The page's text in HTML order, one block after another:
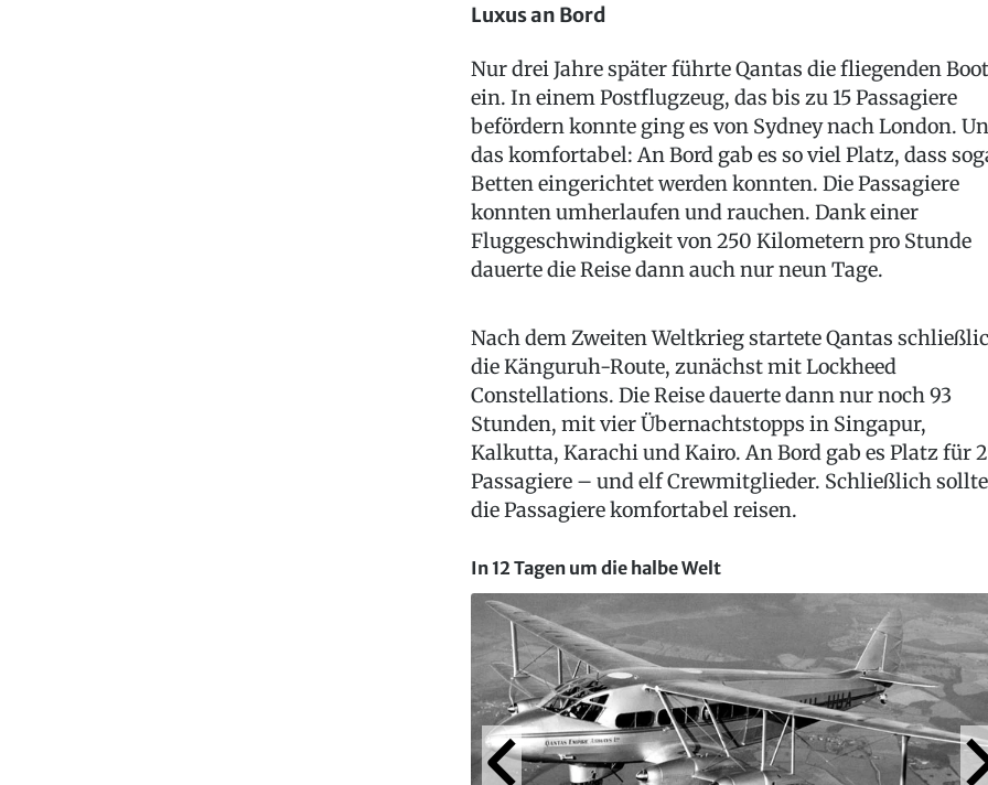
Luxus an Bord
Nur drei Jahre später führte Qantas die fliegenden
ein. In einem Postflugzeug, das bis zu 15 Passagiere
befördern konnte ging es von Sydney nach London.
das komfortabel: An Bord gab es so viel Platz, dass
Betten eingerichtet werden konnten. Die Passagiere
konnten umherlaufen und rauchen. Dank einer
Fluggeschwindigkeit von 250 Kilometern pro Stunde
dauerte die Reise dann auch nur neun Tage.
Nach dem Zweiten Weltkrieg startete Qantas
die Känguruh-Route, zunächst mit Lockheed
Constellations. Die Reise dauerte dann nur noch 93
Stunden, mit vier Übernachtstopps in Singapur,
Kalkutta, Karachi und Kairo. An Bord gab es Platz für
Passagiere – und elf Crewmitglieder. Schließlich
die Passagiere komfortabel reisen.
In 12 Tagen um die halbe Welt